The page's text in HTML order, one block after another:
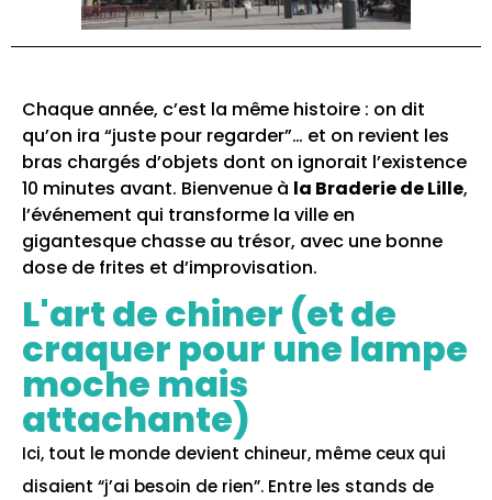
Chaque année, c’est la même histoire : on dit
qu’on ira “juste pour regarder”… et on revient les
bras chargés d’objets dont on ignorait l’existence
10 minutes avant. Bienvenue à la Braderie de Lille,
l’événement qui transforme la ville en
gigantesque chasse au trésor, avec une bonne
dose de frites et d’improvisation.
L'art de chiner (et de
craquer pour une lampe
moche mais
attachante)
Ici, tout le monde devient chineur, même ceux qui
disaient “j’ai besoin de rien”. Entre les stands de